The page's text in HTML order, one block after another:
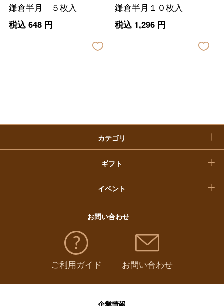
鎌倉半月 ５枚入
税込 648円
鎌倉半月１０枚入
税込 1,296円
カテゴリ
ホーム＆インテリア
ベビー＆キッズ
ギフト
結婚内祝い
お香典返し
イベント
お中元
敬老の日
福袋
お問い合わせ
ご利用ガイド お問い合わせ
企業情報